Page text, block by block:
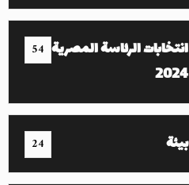
انتخابات الرئاسة المصرية
2024
54
بيئة 24